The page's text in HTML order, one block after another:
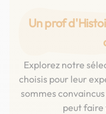
Un prof
Explorez notre
choisis pour leur
sommes
peut